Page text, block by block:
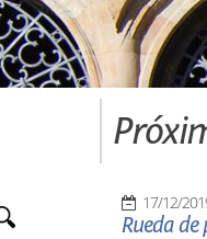
17/12/
Rueda de